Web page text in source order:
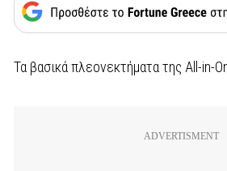
Τα βασικά πλεονεκτήματα της All-in-